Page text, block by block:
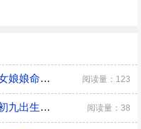
农历初一出生的女孩命运如何 初一女娘娘命什么意思 阅读量：123
九月初九出生是佛家的孩子吗 九月初九出生有什么说法 阅读量：38